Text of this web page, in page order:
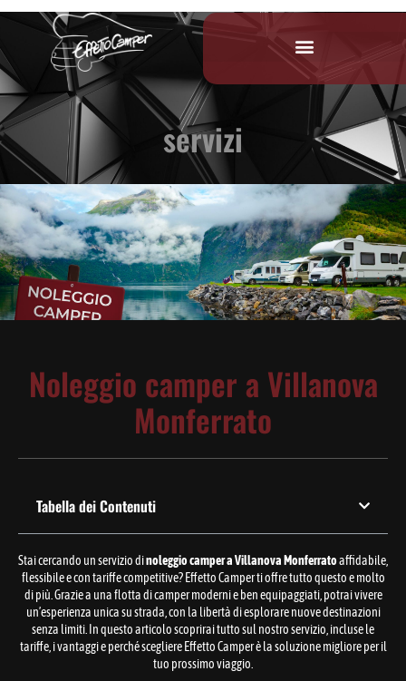
servizi
Noleggio camper a Villanova
Monferrato
Tabella dei Contenuti
Stai cercando un servizio dinoleggio camper a Villanova Monferratoaffidabile,
flessibile e con tariffe competitive? Effetto Camper ti offre tutto questo e molto
di più. Grazie a una flotta di camper moderni e ben equipaggiati, potrai vivere
un’esperienza unica su strada, con la libertà di esplorare nuove destinazioni
senza limiti. In questo articolo scoprirai tutto sul nostro servizio, incluse le
tariffe, i vantaggi e perché scegliere Effetto Camper è la soluzione migliore per il
tuo prossimo viaggio.